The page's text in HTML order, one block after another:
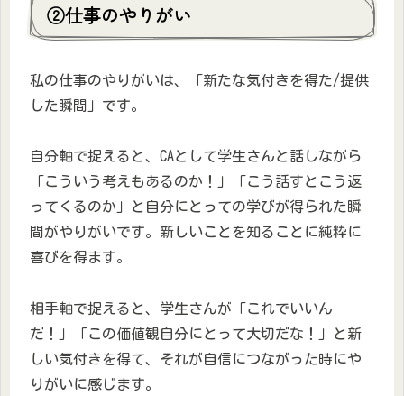
②仕事のやりがい
私の仕事のやりがいは、「新たな気付きを得た/提供
した瞬間」です。
自分軸で捉えると、CAとして学生さんと話しながら
「こういう考えもあるのか！」「こう話すとこう返
ってくるのか」と自分にとっての学びが得られた瞬
間がやりがいです。新しいことを知ることに純粋に
喜びを得ます。
相手軸で捉えると、学生さんが「これでいいん
だ！」「この価値観自分にとって大切だな！」と新
しい気付きを得て、それが自信につながった時にや
りがいに感じます。